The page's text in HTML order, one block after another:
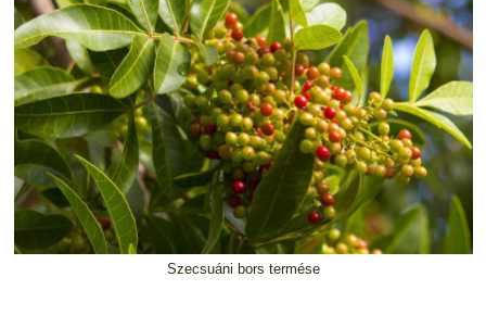
Szecsuáni bors termése